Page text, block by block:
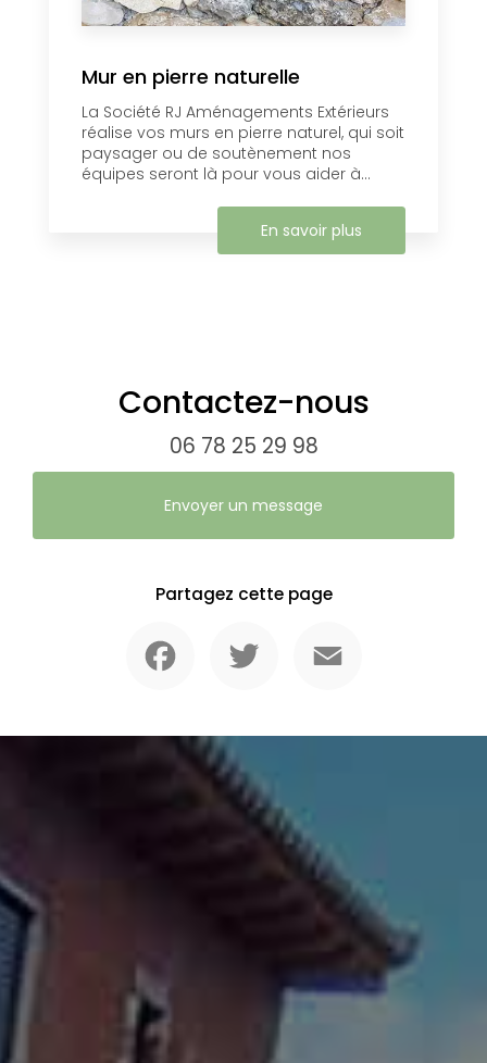
Mur en pierre naturelle
La Société RJ Aménagements Extérieurs
réalise vos murs en pierre naturel, ​qui soit
paysager ou de soutènement nos
équipes seront là pour vous aider à...
En savoir plus
Contactez-nous
06 78 25 29 98
Envoyer un message
Partagez cette page